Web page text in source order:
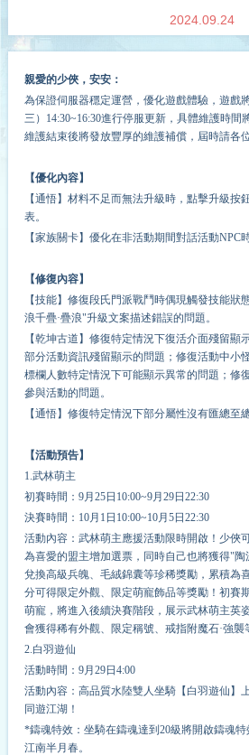
2024.09.24
親愛的少俠，安安：
為保證伺服器穩定運營，優化遊戲體驗， 遊戲
三 ） 14:30~16:30進行停服更新，具體維護時間
維護結束後將發放豐厚的維護補償，屆時請各
【優化內容】
【通悟】材料不足而無法升級時，點擊升級按
表。
【家族關卡】優化在非活動期間對話活動NPC
【修復內容】
【技能】修復段氏門派戰鬥時偶現觸發技能狀
浪千疊·疊浪"升級文案描述錯誤的問題。
【乾坤古道】修復特定情況下復活介面殘留顯
部分活動資訊殘留顯示的問題；修復活動中小
標欄人數特定情況下可能顯示異常的問題；修
參與活動的問題。
【通悟】修復特定情況下部分屬性沒有匯總至
【活動預告】
1.武林萌主
初賽時間：9月25日10:00~9月29日22:30
決賽時間：10月1日10:00~10月5日22:30
活動內容：武林萌主應援活動限時開啟！少俠
為喜愛的盟主增加選票，同時自己也將獲得"
兌換高級兵魄、毛絨錦囊等珍稀獎勵，累積為
分可得限定外觀、限定萌寵飾品等獎勵！初賽
萌寵，將進入後續決賽階段，展示武林萌主英
會獲得稀有外觀、限定稱號、戒指附魔石·強襲
2.白羽遊仙
活動時間：9月29日4:00
活動內容：高品質水陸雙人坐騎【白羽遊仙】
同遊江湖！
*鑄魂特效：坐騎在鑄魂達到20級將開啟鑄魂
江南半月春。